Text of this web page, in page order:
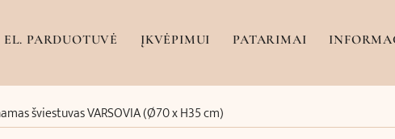
EL. PARDUOTUVĖ ĮKVĖPIMUI PATARIMAI
šviestuvas VARSOVIA (Ø70 x H35 cm)